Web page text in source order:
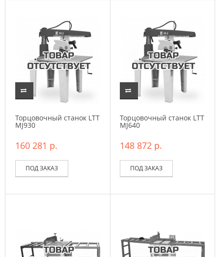
Торцовочный станок LTT
MJ930
160 281 р.
ПОД ЗАКАЗ
Торцовочный станок LTT
MJ640
148 872 р.
ПОД ЗАКАЗ